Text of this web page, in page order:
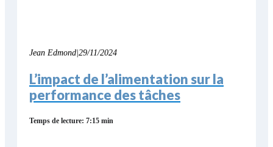
Jean Edmond 29/11/2024
L’impact de l’alimentation sur la
performance des tâches
Temps de lecture: 7:15 min